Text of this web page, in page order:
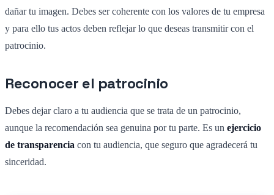
dañar tu imagen. Debes ser coherente con los valores de tu empresa
y para ello tus actos deben reflejar lo que deseas transmitir con el
patrocinio.
Reconocer el patrocinio
Debes dejar claro a tu audiencia que se trata de un patrocinio,
aunque la recomendación sea genuina por tu parte. Es un ejercicio
de transparencia con tu audiencia, que seguro que agradecerá tu
sinceridad.